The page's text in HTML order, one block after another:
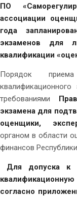
ПО
ассоциации
года
экзаменов для
квалификации
Порядок
требованиями
экзамена для
оценщики,
органом в области
финансов
Для допуска к
согласно